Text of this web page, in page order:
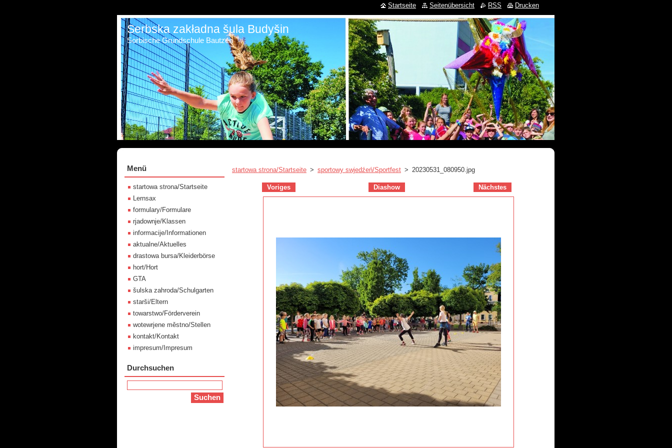
Serbska zakładna šula Budyšin
Sorbische Grundschule Bautzen
startowa strona/Startseite > sportowy swjedźeń/Sportfest > 20230531_080950.jpg
Voriges Diashow Nächstes
Menü
startowa strona/Startseite
Lernsax
formulary/Formulare
rjadownje/Klassen
informacije/Informationen
aktualne/Aktuelles
drastowa bursa/Kleiderbörse
hort/Hort
GTA
šulska zahroda/Schulgarten
starši/Eltern
towarstwo/Förderverein
wotewrjene městno/Stellen
kontakt/Kontakt
impresum/Impresum
Durchsuchen
Startseite Seitenübersicht RSS Drucken